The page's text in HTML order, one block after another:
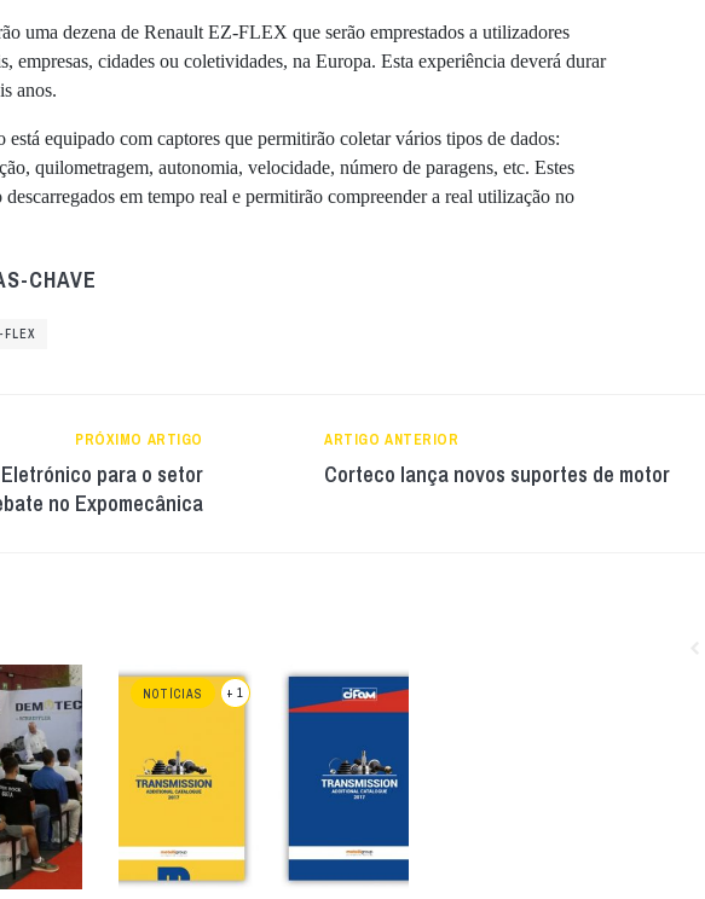
uma dezena de Renault EZ-FLEX que serão emprestados a utilizadores
empresas, cidades ou coletividades, na Europa. Esta experiência deverá durar
anos.
está equipado com captores que permitirão coletar vários tipos de dados:
quilometragem, autonomia, velocidade, número de paragens, etc. Estes
descarregados em tempo real e permitirão compreender a real utilização no
CHAVE
PRÓXIMO ARTIGO
para o setor
no Expomecânica
ARTIGO ANTERIOR
Corteco lança novos suportes de motor
NOTÍCIAS + 1